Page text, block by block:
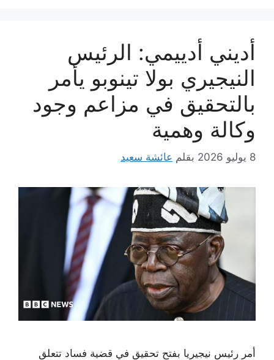
أديني أدييمي: الرئيس
النيجيري بولا تينوبو يأمر
بالتحقيق في مزاعم وجود
وكالة وهمية
8 يوليو 2026 بقلم عائشة سعيد
أمر رئيس نيجيريا بفتح تحقيق في قضية فساد تتعلق